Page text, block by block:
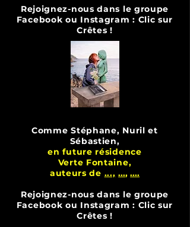
Rejoignez-nous dans le groupe
Facebook ou Instagram : Clic sur
Crêtes !
Comme Stéphane, Nuril et
Sébastien,
en future résidence
Verte Fontaine,
auteurs de ..., ...,....
Rejoignez-nous dans le groupe
Facebook ou Instagram : Clic sur
Crêtes !